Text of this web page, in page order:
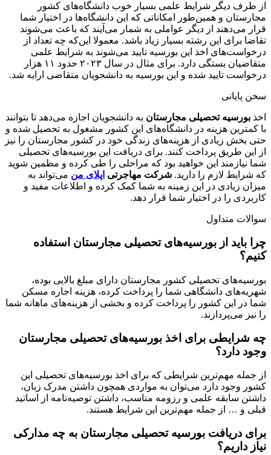
از طرف دیگر شرایط علمی بسیار خوب دانشگاه‌های کشور
مجارستان و همین‌طور امکاناتی که این دانشگاه‌ها در اختیار شما
قرار می‌دهند از دیگر عواملی به شمار می‌آیند که باعث می‌شوند
تقاضا برای این رشته بسیار زیاد باشد. معمولا این‌که چه تعداد از
درخواست‌های اخذ این بورسیه تایید می‌شوند به شرایط علمی
متقاضیان بستگی دارد. برای مثال در سال ۲۰۲۳ حدود ۱۱ هزار
درخواست تایید شده و این بورسیه به دانشجویان متقاضی ارایه شد.
سخن پایانی
اخذ بورسیه تحصیلی مجارستان به دانشجویان اجازه می‌دهد تا بتوانند
با کمترین هزینه در دانشگاه‌های این کشور مشغول به تحصیل شده و
حتی بخش زیادی از هزینه‌های زندگی خود در کشور مجارستان را نیز
از این طریق پرداخت کنند. برای دریافت این بورسیه‌های تحصیلی
شما نیازمند این خواهید بود که مراحلی را طی کرده و مطمین شوید
که شرایط لازم را دارید. شرکت مهاجرتی اپلای من می‌تواند به
میزان زیادی در این زمینه به شما کمک کرده و اطلاعات مفید و
کاربردی را در اختیار شما قرار دهد.
سوالات متداول
چرا باید از بورسیه‌های تحصیلی مجارستان استفاده
کنیم؟
بورسیه‌های تحصیلی کشور مجارستان دارای مبلغ بالایی بوده،
شهریه‌های دانشگاهی شما را پرداخت کرده، هزینه اجاره مسکن
شما در این کشور را پرداخت کرده و بخشی از هزینه‌های ماهانه شما
را نیز می‌پردازند.
چه شرایطی برای اخذ بورسیه‌های تحصیلی مجارستان
وجود دارد؟
از جمله مهم‌ترین شرایطی که برای اخذ بورسیه‌های تحصیلی این
کشور وجود دارد می‌توان به مواردی همچون داشتن مدرک زبان،
داشتن سابقه علمی و رزومه مناسب، داشتن توصیه‌نامه از اساتید
قبلی و … از جمله مهم‌ترین این شرایط هستند.
برای دریافت بورسیه تحصیلی مجارستان به چه مدارکی
نیاز داریم؟